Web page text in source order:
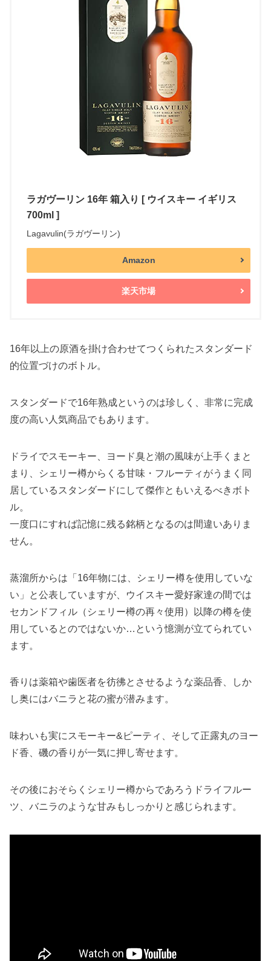
ラガヴーリン 16年 箱入り [ ウイスキー イギリス
700ml ]
Lagavulin(ラガヴーリン)
Amazon
楽天市場
16年以上の原酒を掛け合わせてつくられたスタンダード
的位置づけのボトル。
スタンダードで16年熟成というのは珍しく、非常に完成
度の高い人気商品でもあります。
ドライでスモーキー、ヨード臭と潮の風味が上手くまと
まり、シェリー樽からくる甘味・フルーティがうまく同
居しているスタンダードにして傑作ともいえるべきボト
ル。
一度口にすれば記憶に残る銘柄となるのは間違いありま
せん。
蒸溜所からは「16年物には、シェリー樽を使用していな
い」と公表していますが、ウイスキー愛好家達の間では
セカンドフィル（シェリー樽の再々使用）以降の樽を使
用しているとのではないか…という憶測が立てられてい
ます。
香りは薬箱や歯医者を彷彿とさせるような薬品香、しか
し奥にはバニラと花の蜜が潜みます。
味わいも実にスモーキー&ピーティ、そして正露丸のヨー
ド香、磯の香りが一気に押し寄せます。
その後におそらくシェリー樽からであろうドライフルー
ツ、バニラのような甘みもしっかりと感じられます。